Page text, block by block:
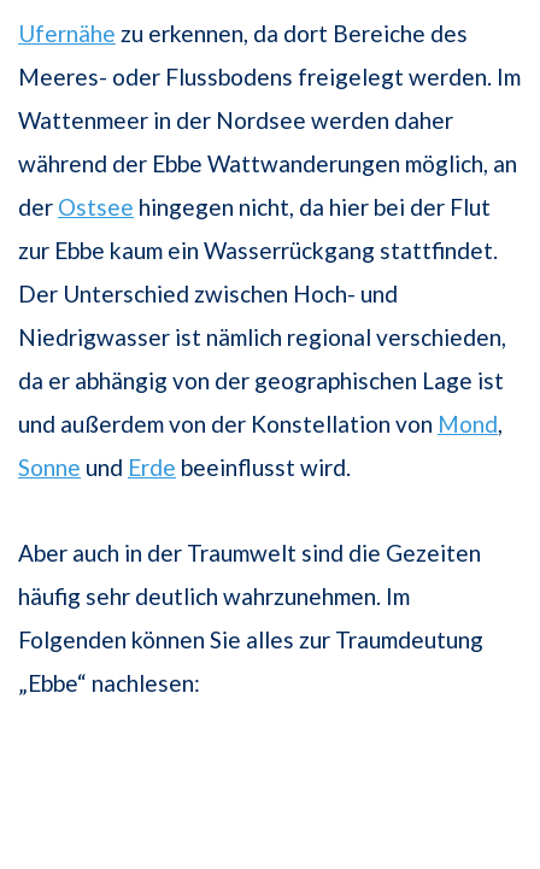
Ufernähe zu erkennen, da dort Bereiche des
Meeres- oder Flussbodens freigelegt werden. Im
Wattenmeer in der Nordsee werden daher
während der Ebbe Wattwanderungen möglich, an
der Ostsee hingegen nicht, da hier bei der Flut
zur Ebbe kaum ein Wasserrückgang stattfindet.
Der Unterschied zwischen Hoch- und
Niedrigwasser ist nämlich regional verschieden,
da er abhängig von der geographischen Lage ist
und außerdem von der Konstellation von Mond,
Sonne und Erde beeinflusst wird.
Aber auch in der Traumwelt sind die Gezeiten
häufig sehr deutlich wahrzunehmen. Im
Folgenden können Sie alles zur Traumdeutung
„Ebbe“ nachlesen: